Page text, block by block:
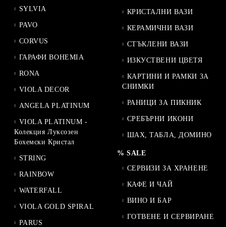
SYLVIA
PAVO
CORVUS
ГАРАФИ BOHEMIA
RONA
VIOLA DECOR
ANGELA PLATINUM
VIOLA PLATINUM -
Колекция Луксозен
Бохемски Кристал
STRING
RAINBOW
WATERFALL
VIOLA GOLD SPIRAL
PARUS
КРИСТАЛНИ ВАЗИ
КЕРАМИЧНИ ВАЗИ
СТЪКЛЕНИ ВАЗИ
ИЗКУСТВЕНИ ЦВЕТЯ
КАРТИНИ И РАМКИ ЗА
СНИМКИ
РАНИЦИ ЗА ПИКНИК
СРЕБЪРНИ ИКОНИ
ШАХ, ТАБЛА, ДОМИНО
% SALE
СЕРВИЗИ ЗА ХРАНЕНЕ
КАФЕ И ЧАЙ
ВИНО И БАР
ГОТВЕНЕ И СЕРВИРАНЕ